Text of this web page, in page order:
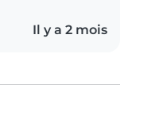
Il y a 2 mois